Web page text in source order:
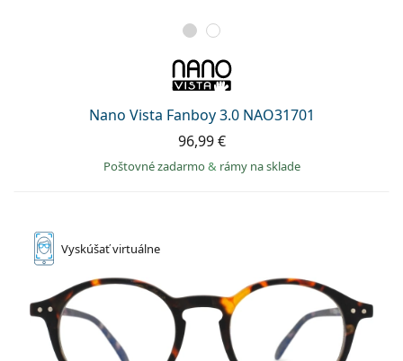
Nano Vista Fanboy 3.0 NAO31701
96,99 €
Poštovné zadarmo& rámy na sklade
Vyskúšaťvirtuálne